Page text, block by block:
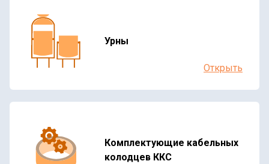
Урны
Открыть
Комплектующие кабельных
колодцев ККС